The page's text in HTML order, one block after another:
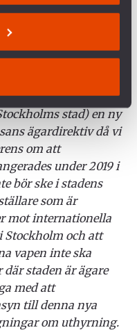
säger Agnes
Freds.
i sitt senaste
2020:
stad) en ny
ägardirektiv då vi
om att
under 2019 i
bör ske i stadens
som är
mot internationella
och att
vapen inte ska
staden är ägare
med att
till denna nya
om uthyrning.